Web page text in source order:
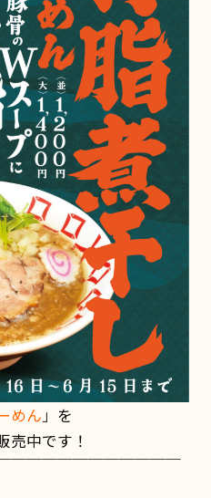
めん」 を
売中です！
￣￣￣￣￣￣￣￣￣￣￣